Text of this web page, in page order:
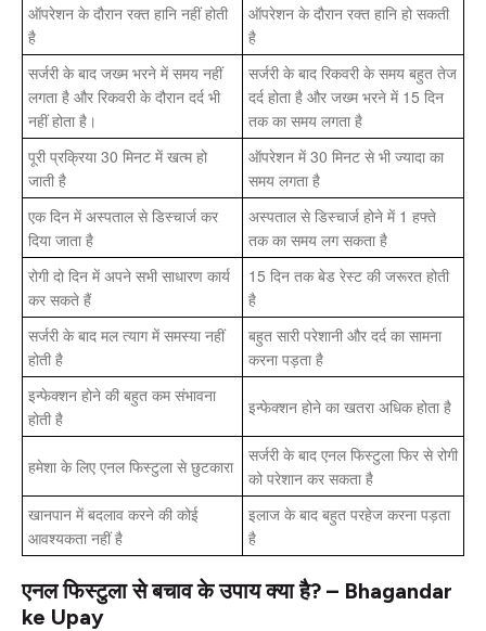
ऑपरेशन के दौरान रक्त हानि नहीं होती
है
ऑपरेशन के दौरान रक्त हानि हो सकती
है
सर्जरी के बाद जख्म भरने में समय नहीं
लगता है और रिकवरी के दौरान दर्द भी
नहीं होता है।
सर्जरी के बाद रिकवरी के समय बहुत तेज
दर्द होता है और जख्म भरने में 15 दिन
तक का समय लगता है
पूरी प्रक्रिया 30 मिनट में खत्म हो
जाती है
ऑपरेशन में 30 मिनट से भी ज्यादा का
समय लगता है
एक दिन में अस्पताल से डिस्चार्ज कर
दिया जाता है
अस्पताल से डिस्चार्ज होने में 1 हफ्ते
तक का समय लग सकता है
रोगी दो दिन में अपने सभी साधारण कार्य
कर सकते हैं
15 दिन तक बेड रेस्ट की जरूरत होती
है
सर्जरी के बाद मल त्याग में समस्या नहीं
होती है
बहुत सारी परेशानी और दर्द का सामना
करना पड़ता है
इन्फेक्शन होने की बहुत कम संभावना
होती है
इन्फेक्शन होने का खतरा अधिक होता है
हमेशा के लिए एनल फिस्टुला से छुटकारा
सर्जरी के बाद एनल फिस्टुला फिर से रोगी
को परेशान कर सकता है
खानपान में बदलाव करने की कोई
आवश्यकता नहीं है
इलाज के बाद बहुत परहेज करना पड़ता
है
एनल फिस्टुला से बचाव के उपाय क्या है? – Bhagandar
ke Upay